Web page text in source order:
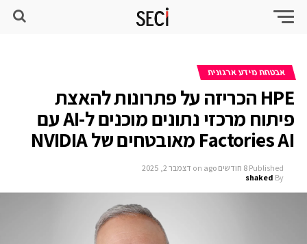
אבטחת מידע ארגונית
HPE הכריזה על פתרונות להאצת
פיתוח מרכזי נתונים מוכנים ל-AI עם
Factories AI מאובטחים של NVIDIA
Published 8 חודשים ago on דצמבר 2, 2025
By
shaked